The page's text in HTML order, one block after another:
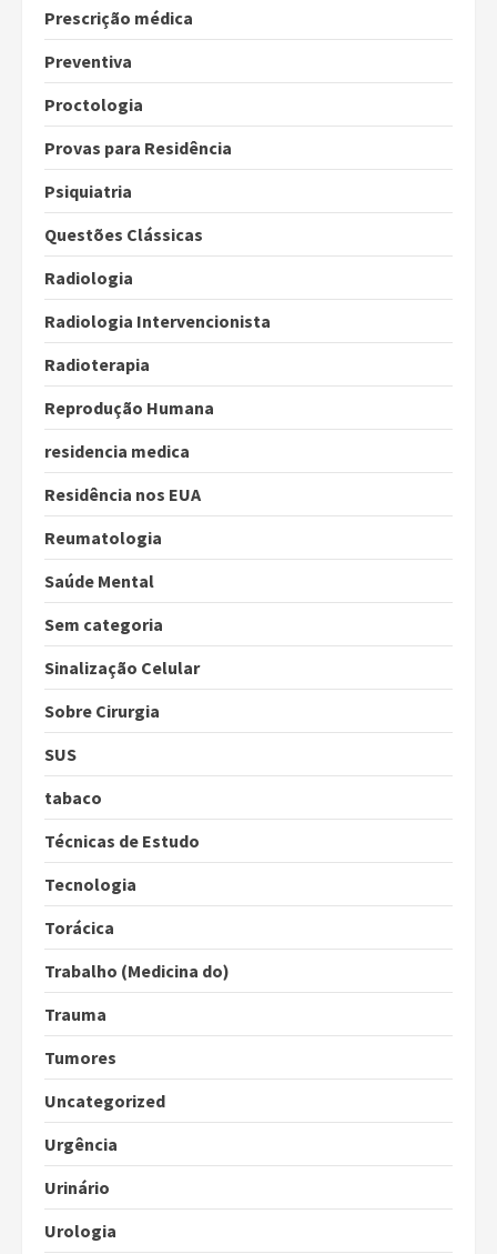
Prescrição médica
Preventiva
Proctologia
Provas para Residência
Psiquiatria
Questões Clássicas
Radiologia
Radiologia Intervencionista
Radioterapia
Reprodução Humana
residencia medica
Residência nos EUA
Reumatologia
Saúde Mental
Sem categoria
Sinalização Celular
Sobre Cirurgia
SUS
tabaco
Técnicas de Estudo
Tecnologia
Torácica
Trabalho (Medicina do)
Trauma
Tumores
Uncategorized
Urgência
Urinário
Urologia